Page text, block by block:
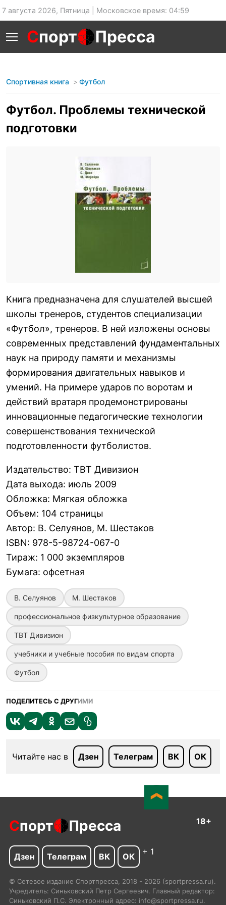
7 августа 2026, Пятница | Московское время: 04:59
Спорт Пресса
Спортивная книга Футбол
Футбол. Проблемы технической
подготовки
Книга предназначена для слушателей высшей
школы тренеров, студентов специализации
«Футбол», тренеров. В ней изложены основы
современных представлений фундаментальных
наук на природу памяти и механизмы
формирования двигательных навыков и
умений. На примере ударов по воротам и
действий вратаря продемонстрированы
инновационные педагогические технологии
совершенствования технической
подготовленности футболистов.
Издательство: ТВТ Дивизион
Дата выхода: июль 2009
Обложка: Мягкая обложка
Объем: 104 страницы
Автор: В. Селуянов, М. Шестаков
ISBN: 978-5-98724-067-0
Тираж: 1 000 экземпляров
Бумага: офсетная
В. Селуянов М. Шестаков
профессиональное физкультурное образование
ТВТ Дивизион
учебники и учебные пособия по видам спорта
Футбол
ПОДЕЛИТЕСЬ С ДРУГИМИ
Читайте нас в Дзен Телеграм ВК ОК
Спорт Пресса 18+
Дзен Телеграм ВК ОК + 1
© Сетевое издание Спортпресса, 2018 - 2026 (sportpressa.ru).
Учредитель: Синьковский Петр Сергеевич. Главный редактор:
Синьковский П.С. Электронный адрес: info@sportpressa.ru.